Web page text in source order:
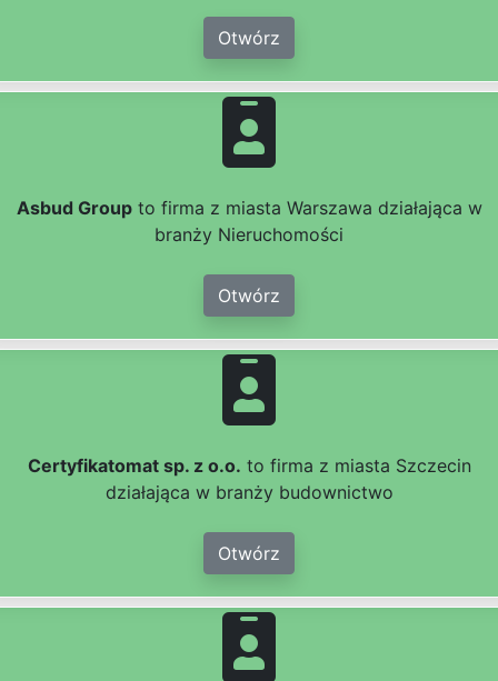
Otwórz
Asbud Groupto firma z miasta Warszawa działająca w
branży Nieruchomości
Otwórz
Certyfikatomat sp. z o.o. to firma z miasta Szczecin
działająca w branży budownictwo
Otwórz